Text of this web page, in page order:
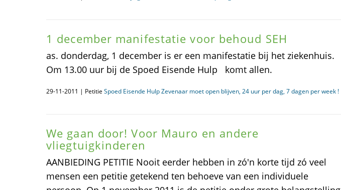
1 december manifestatie voor behoud SEH
as. donderdag, 1 december is er een manifestatie bij het ziekenhuis.
Om 13.00 uur bij de Spoed Eisende Hulp komt allen.
29-11-2011 | Petitie Spoed Eisende Hulp Zevenaar moet open blijven, 24 uur per dag, 7 dagen per week !
We gaan door! Voor Mauro en andere
vliegtuigkinderen
AANBIEDING PETITIE Nooit eerder hebben in zó'n korte tijd zó veel
mensen een petitie getekend ten behoeve van een individuele